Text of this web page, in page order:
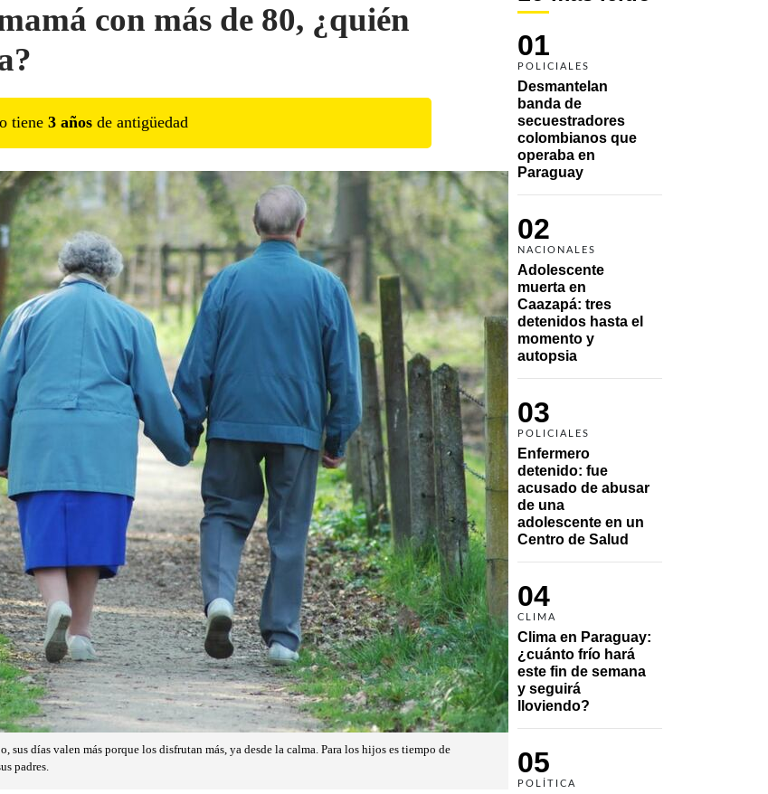
01
POLICIALES
Desmantelan
banda de
secuestradores
colombianos que
operaba en
Paraguay
02
NACIONALES
Adolescente
muerta en
Caazapá: tres
detenidos hasta el
momento y
autopsia
03
POLICIALES
Enfermero
detenido: fue
acusado de abusar
de una
adolescente en un
Centro de Salud
04
CLIMA
Clima en Paraguay:
¿cuánto frío hará
este fin de semana
y seguirá
lloviendo?
05
POLÍTICA
con más de 80, ¿quién
tiene 3 años de antigüedad
sus días valen más porque los disfrutan más, ya desde la calma. Para los hijos es tiempo de
padres.